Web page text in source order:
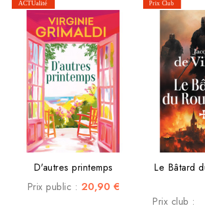
D'autres printemps
Prix public : 20,90 €
Le Bâtard
Prix club :